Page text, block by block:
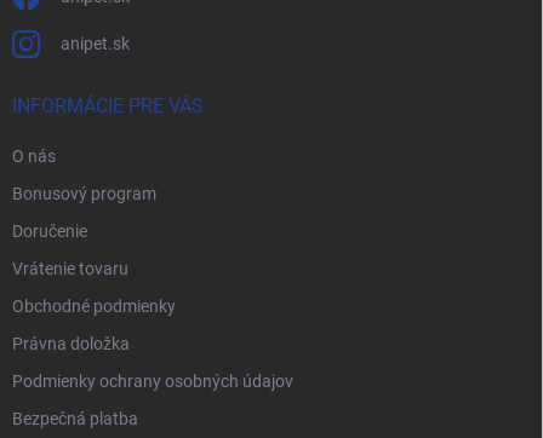
anipet.sk
INFORMÁCIE PRE VÁS
O nás
Bonusový program
Doručenie
Vrátenie tovaru
Obchodné podmienky
Právna doložka
Podmienky ochrany osobných údajov
Bezpečná platba